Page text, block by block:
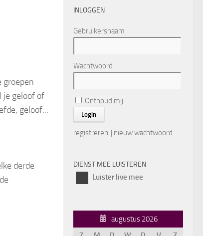
groepen
je geloof of
geloof...
derde
INLOGGEN
Gebruikersnaam
Wachtwoord
Onthoud mij
registreren | nieuw wachtwoord
DIENST MEE LUISTEREN
Luister live mee
augustus 2026